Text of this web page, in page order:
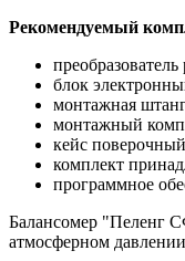
Рекомендуемый
блок
монтажная
монтажный
кейс
комплект
программное
Балансомер "Пеленг
атмосферном